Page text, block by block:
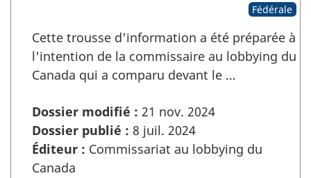
Fédérale
Cette trousse d'information a été préparée à
l'intention de la commissaire au lobbying du
Canada qui a comparu devant le …
Dossier modifié : 21 nov. 2024
Dossier publié : 8 juil. 2024
Éditeur : Commissariat au lobbying du
Canada